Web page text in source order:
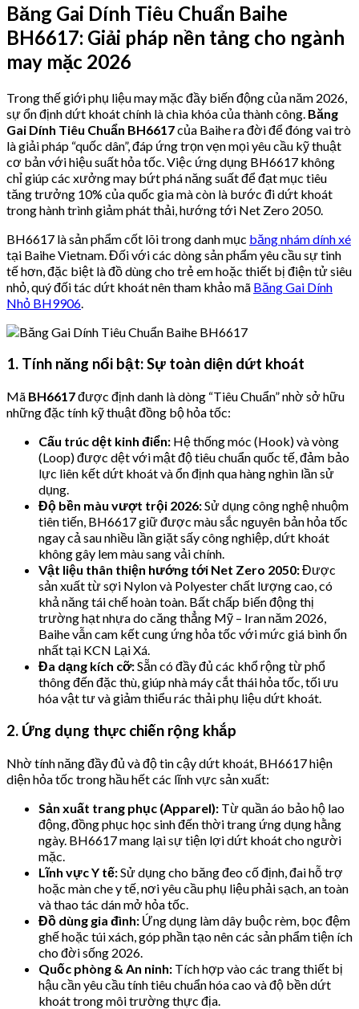
Băng Gai Dính Tiêu Chuẩn Baihe
BH6617: Giải pháp nền tảng cho ngành
may mặc 2026
Trong thế giới phụ liệu may mặc đầy biến động của năm 2026,
sự ổn định dứt khoát chính là chìa khóa của thành công. Băng
Gai Dính Tiêu Chuẩn BH6617của Baihe ra đời để đóng vai trò
là giải pháp “quốc dân”, đáp ứng trọn vẹn mọi yêu cầu kỹ thuật
cơ bản với hiệu suất hỏa tốc. Việc ứng dụng BH6617 không
chỉ giúp các xưởng may bứt phá năng suất để đạt mục tiêu
tăng trưởng 10% của quốc gia mà còn là bước đi dứt khoát
trong hành trình giảm phát thải, hướng tới Net Zero 2050.
BH6617 là sản phẩm cốt lõi trong danh mục băng nhám dính xé
tại Baihe Vietnam. Đối với các dòng sản phẩm yêu cầu sự tinh
tế hơn, đặc biệt là đồ dùng cho trẻ em hoặc thiết bị điện tử siêu
nhỏ, quý đối tác dứt khoát nên tham khảo mã Băng Gai Dính
Nhỏ BH9906
1. Tính năng nổi bật: Sự toàn diện dứt khoát
Mã BH6617được định danh là dòng “Tiêu Chuẩn” nhờ sở hữu
những đặc tính kỹ thuật đồng bộ hỏa tốc:
Cấu trúc dệt kinh điển: Hệ thống móc (Hook) và vòng
(Loop) được dệt với mật độ tiêu chuẩn quốc tế, đảm bảo
lực liên kết dứt khoát và ổn định qua hàng nghìn lần sử
dụng.
Độ bền màu vượt trội 2026:Sử dụng công nghệ nhuộm
tiên tiến, BH6617 giữ được màu sắc nguyên bản hỏa tốc
ngay cả sau nhiều lần giặt sấy công nghiệp, dứt khoát
không gây lem màu sang vải chính.
Vật liệu thân thiện hướng tới Net Zero 2050:Được
sản xuất từ sợi Nylon và Polyester chất lượng cao, có
khả năng tái chế hoàn toàn. Bất chấp biến động thị
trường hạt nhựa do căng thẳng Mỹ – Iran năm 2026,
Baihe vẫn cam kết cung ứng hỏa tốc với mức giá bình ổn
nhất tại KCN Lại Xá.
Đa dạng kích cỡ:Sẵn có đầy đủ các khổ rộng từ phổ
thông đến đặc thù, giúp nhà máy cắt thái hỏa tốc, tối ưu
hóa vật tư và giảm thiểu rác thải phụ liệu dứt khoát.
2. Ứng dụng thực chiến rộng khắp
Nhờ tính năng đầy đủ và độ tin cậy dứt khoát, BH6617 hiện
diện hỏa tốc trong hầu hết các lĩnh vực sản xuất:
Sản xuất trang phục (Apparel): Từ quần áo bảo hộ lao
động, đồng phục học sinh đến thời trang ứng dụng hằng
ngày. BH6617 mang lại sự tiện lợi dứt khoát cho người
mặc.
Lĩnh vực Y tế:Sử dụng cho băng đeo cố định, đai hỗ trợ
hoặc màn che y tế, nơi yêu cầu phụ liệu phải sạch, an toàn
và thao tác dán mở hỏa tốc.
Đồ dùng gia đình: Ứng dụng làm dây buộc rèm, bọc đệm
ghế hoặc túi xách, góp phần tạo nên các sản phẩm tiện ích
cho đời sống 2026.
Quốc phòng & An ninh: Tích hợp vào các trang thiết bị
hậu cần yêu cầu tính tiêu chuẩn hóa cao và độ bền dứt
khoát trong môi trường thực địa.